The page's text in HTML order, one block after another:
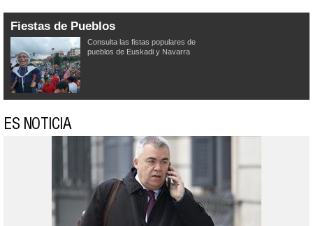
Fiestas de Pueblos
Consulta las fistas populares de
pueblos de Euskadi y Navarra
ES NOTICIA